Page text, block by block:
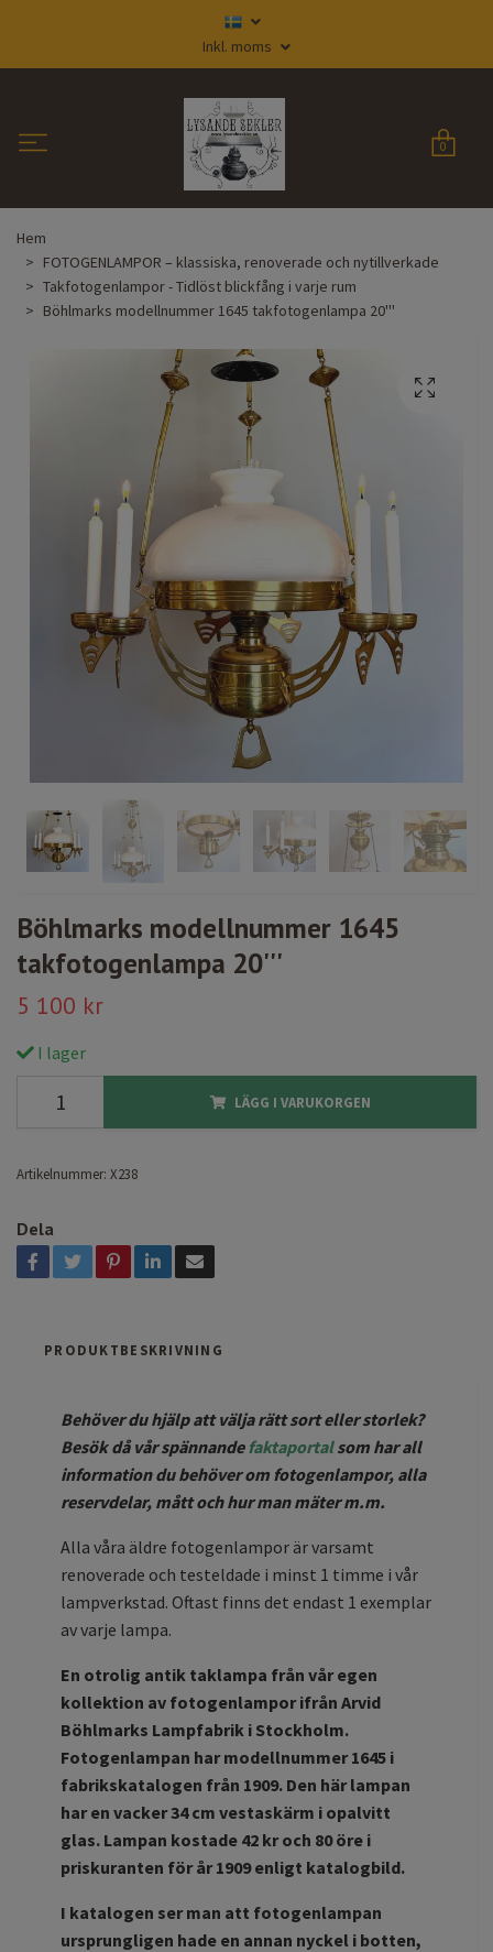
Inkl. moms
0
Hem
FOTOGENLAMPOR – klassiska, renoverade och nytillverkade
Takfotogenlampor - Tidlöst blickfång i varje rum
Böhlmarks modellnummer 1645 takfotogenlampa 20'''
Böhlmarks modellnummer 1645
takfotogenlampa 20'''
5 100 kr
I lager
LÄGG I VARUKORGEN
Artikelnummer: X238
Dela
PRODUKTBESKRIVNING
Behöver du hjälp att välja rätt sort eller storlek?
Besök då vår spännande faktaportalsom har all
information du behöver om fotogenlampor, alla
reservdelar, mått och hur man mäter m.m.
Alla våra äldre fotogenlampor är varsamt
renoverade och testeldade i minst 1 timme i vår
lampverkstad. Oftast finns det endast 1 exemplar
av varje lampa.
En otrolig antik taklampa från vår egen
kollektion av fotogenlampor ifrån Arvid
Böhlmarks Lampfabrik i Stockholm.
Fotogenlampan har modellnummer 1645 i
fabrikskatalogen från 1909. Den här lampan
har en vacker 34 cm vestaskärm i opalvitt
glas. Lampan kostade 42 kr och 80 öre i
priskuranten för år 1909 enligt katalogbild.
I katalogen ser man att fotogenlampan
ursprungligen hade en annan nyckel i botten,